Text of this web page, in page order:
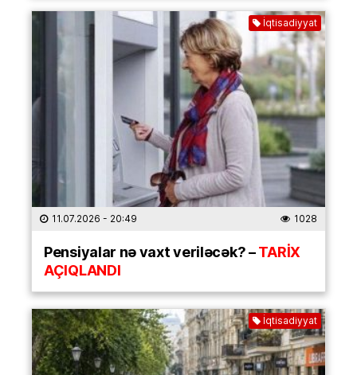
İqtisadiyyat
11.07.2026 - 20:49 1028
Pensiyalar nə vaxt veriləcək? –TARİX
AÇIQLANDI
İqtisadiyyat